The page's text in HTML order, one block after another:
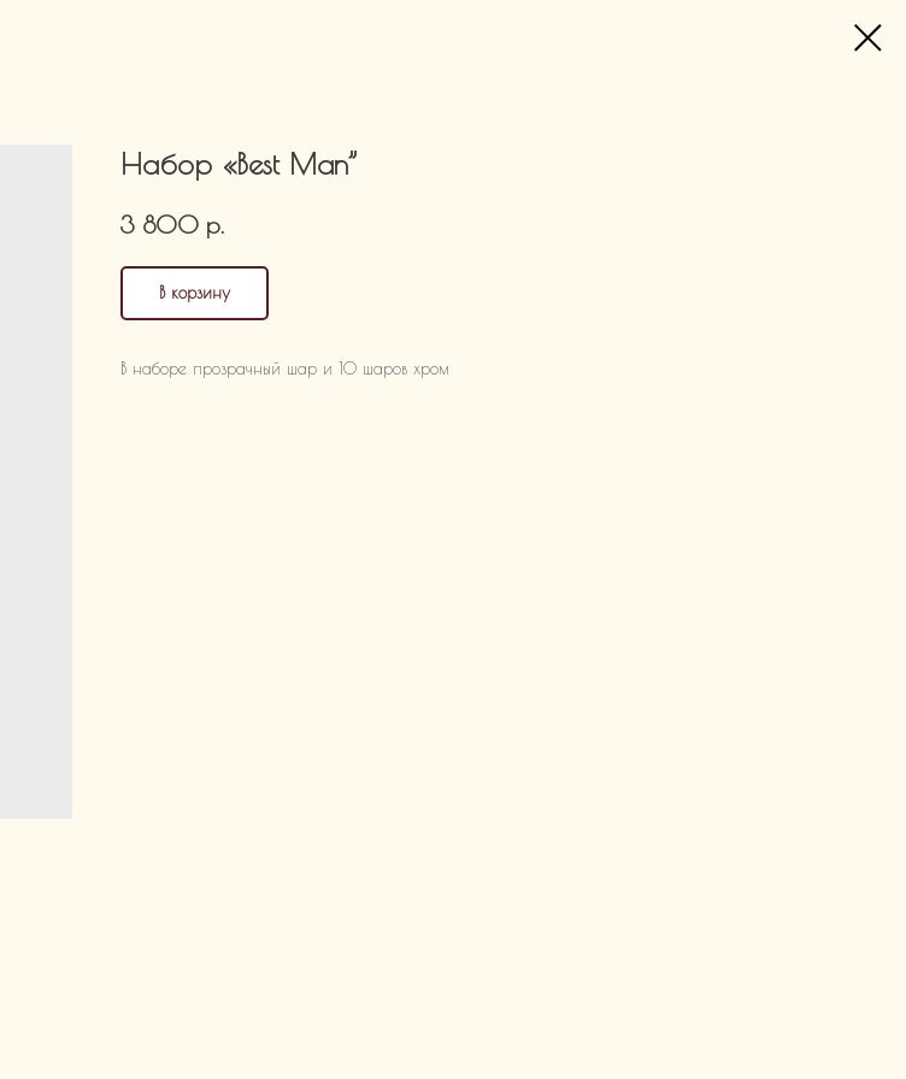
Набор «Best Man”
3 800 р.
В корзину
В наборе прозрачный шар и 10 шаров хром